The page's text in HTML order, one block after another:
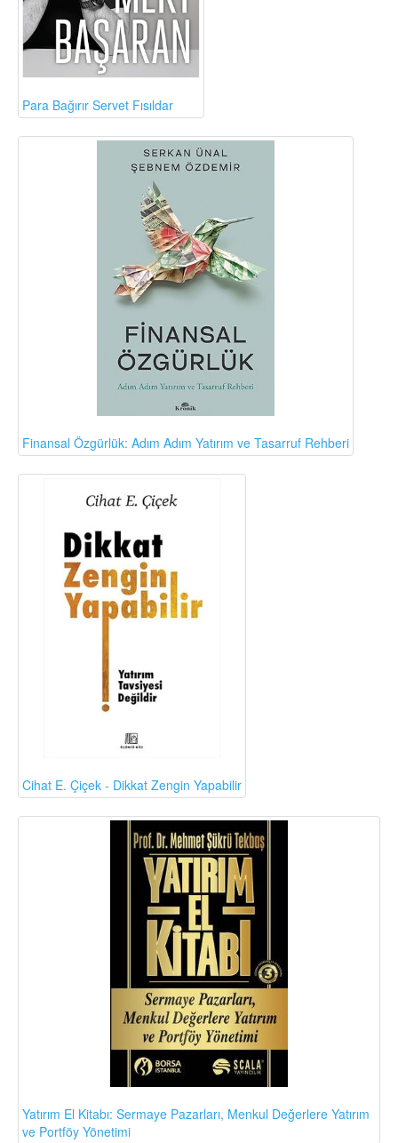
Para Bağırır Servet Fısıldar
Finansal Özgürlük: Adım Adım Yatırım ve Tasarruf Rehberi
Cihat E. Çiçek - Dikkat Zengin Yapabilir
Yatırım El Kitabı: Sermaye Pazarları, Menkul Değerlere Yatırım
ve Portföy Yönetimi